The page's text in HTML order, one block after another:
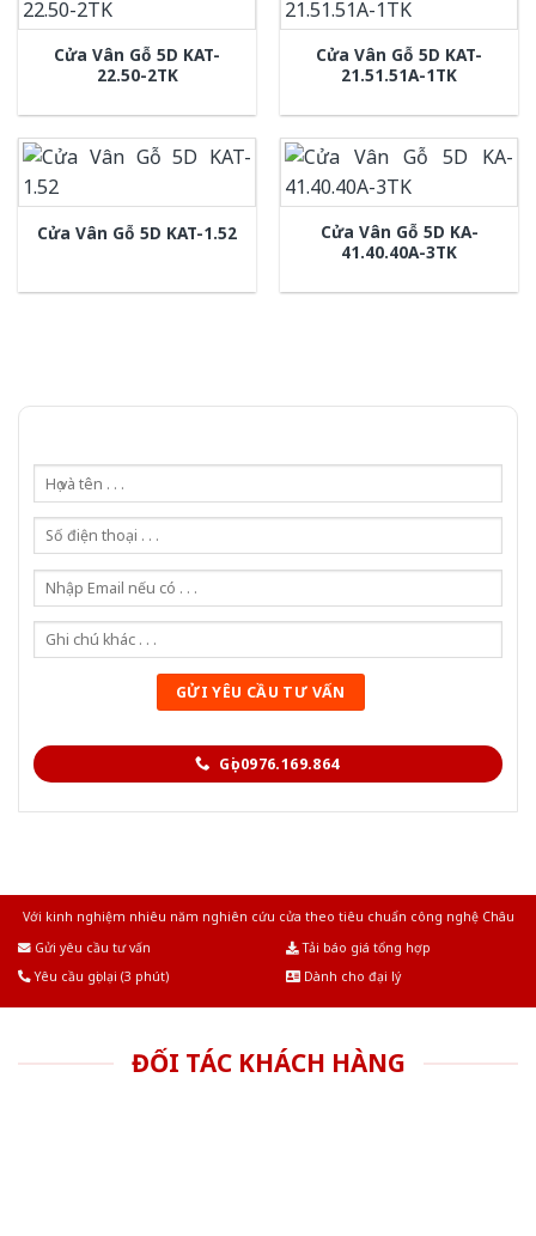
Cửa Vân Gỗ 5D KAT-
22.50-2TK
Cửa Vân Gỗ 5D KAT-
21.51.51A-1TK
Cửa Vân Gỗ 5D KAT-1.52
Cửa Vân Gỗ 5D KA-
41.40.40A-3TK
Gọi 0976.169.864
Với kinh nghiệm nhiêu năm nghiên cứu cửa theo tiêu chuẩn công nghệ Châu
Gửi yêu cầu tư vấn
Tải báo giá tổng hợp
Yêu cầu gọi lại (3 phút)
Dành cho đại lý
ĐỐI TÁC KHÁCH HÀNG